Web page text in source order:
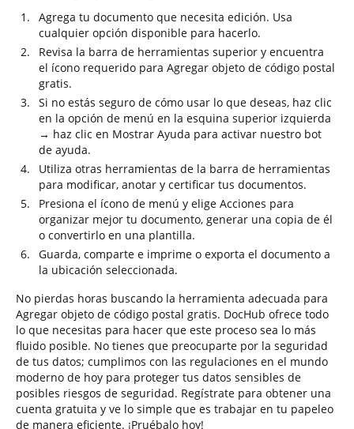
Agrega tu documento que necesita edición. Usa
cualquier opción disponible para hacerlo.
Revisa la barra de herramientas superior y encuentra
el ícono requerido para Agregar objeto de código postal
gratis.
Si no estás seguro de cómo usar lo que deseas, haz clic
en la opción de menú en la esquina superior izquierda
→ haz clic en Mostrar Ayuda para activar nuestro bot
de ayuda.
Utiliza otras herramientas de la barra de herramientas
para modificar, anotar y certificar tus documentos.
Presiona el ícono de menú y elige Acciones para
organizar mejor tu documento, generar una copia de él
o convertirlo en una plantilla.
Guarda, comparte e imprime o exporta el documento a
la ubicación seleccionada.
No pierdas horas buscando la herramienta adecuada para
Agregar objeto de código postal gratis. DocHub ofrece todo
lo que necesitas para hacer que este proceso sea lo más
fluido posible. No tienes que preocuparte por la seguridad
de tus datos; cumplimos con las regulaciones en el mundo
moderno de hoy para proteger tus datos sensibles de
posibles riesgos de seguridad. Regístrate para obtener una
cuenta gratuita y ve lo simple que es trabajar en tu papeleo
de manera eficiente. ¡Pruébalo hoy!